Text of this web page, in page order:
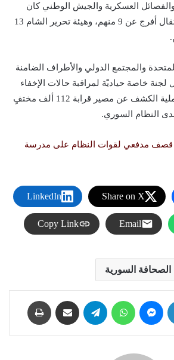
والفصائل العسكرية والجيش الوطني كان
مسؤولاً عن 41 حالة اعتقال أفرج عن 9 منهم، وهيئة تحرير الشام 13
والمجتمع الدولي والأطراف الضامنة
لجنة خاصة حياديّة لمراقبة حالات الإخفاء
القسري والتقدّم في عملية الكشف عن مصير قرابة 112 ألف مختفٍ
مدفعي لقوات النظام على مدرسة
Share on X
LinkedIn
Email
Copy Link
الصحافة السورية
لينكدإن ماسنجر واتساب تيلقرام مشاركة عبر البريد